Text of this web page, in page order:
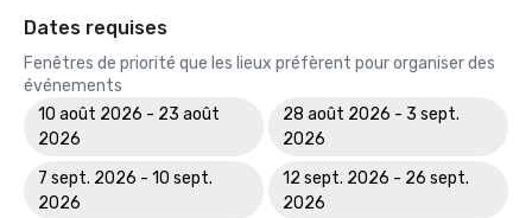
Dates requises
Fenêtres de priorité que les lieux préfèrent pour organiser des
événements
10 août 2026 - 23 août
2026
28 août 2026 - 3 sept.
2026
7 sept. 2026 - 10 sept.
2026
12 sept. 2026 - 26 sept.
2026